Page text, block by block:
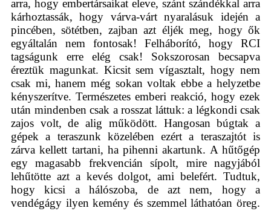
arra, hogy embertársaikat eleve, szánt szándékkal arra
kárhoztassák, hogy várva-várt nyaralásuk idején a
pincében, sötétben, zajban azt éljék meg, hogy ők
egyáltalán nem fontosak! Felháborító, hogy RCI
tagságunk erre elég csak! Sokszorosan becsapva
éreztük magunkat. Kicsit sem vígasztalt, hogy nem
csak mi, hanem még sokan voltak ebbe a helyzetbe
kényszerítve. Természetes emberi reakció, hogy ezek
után mindenben csak a rosszat láttuk: a légkondi csak
zajos volt, de alig működött. Hangosan búgtak a
gépek a teraszunk közelében ezért a teraszajtót is
zárva kellett tartani, ha pihenni akartunk. A hűtőgép
egy magasabb frekvencián sípolt, mire nagyjából
lehűtötte azt a kevés dolgot, ami belefért. Tudtuk,
hogy kicsi a hálószoba, de azt nem, hogy a
vendégágy ilyen kemény és szemmel láthatóan öreg.